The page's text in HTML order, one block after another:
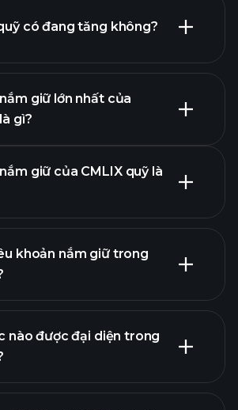
có đang tăng không?
giữ lớn nhất của
gì?
giữ của CMLIX quỹ là
khoản nắm giữ trong
khoản nắm giữ
nào được đại diện trong